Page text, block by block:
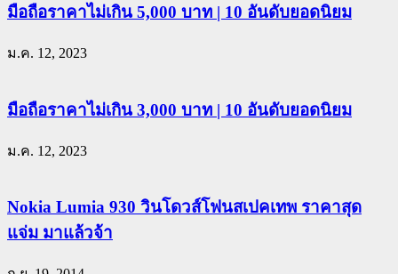
มือถือราคาไม่เกิน 5,000 บาท | 10 อันดับยอดนิยม
ม.ค. 12, 2023
มือถือราคาไม่เกิน 3,000 บาท | 10 อันดับยอดนิยม
ม.ค. 12, 2023
Nokia Lumia 930 วินโดวส์โฟนสเปคเทพ ราคาสุด
แจ่ม มาแล้วจ้า